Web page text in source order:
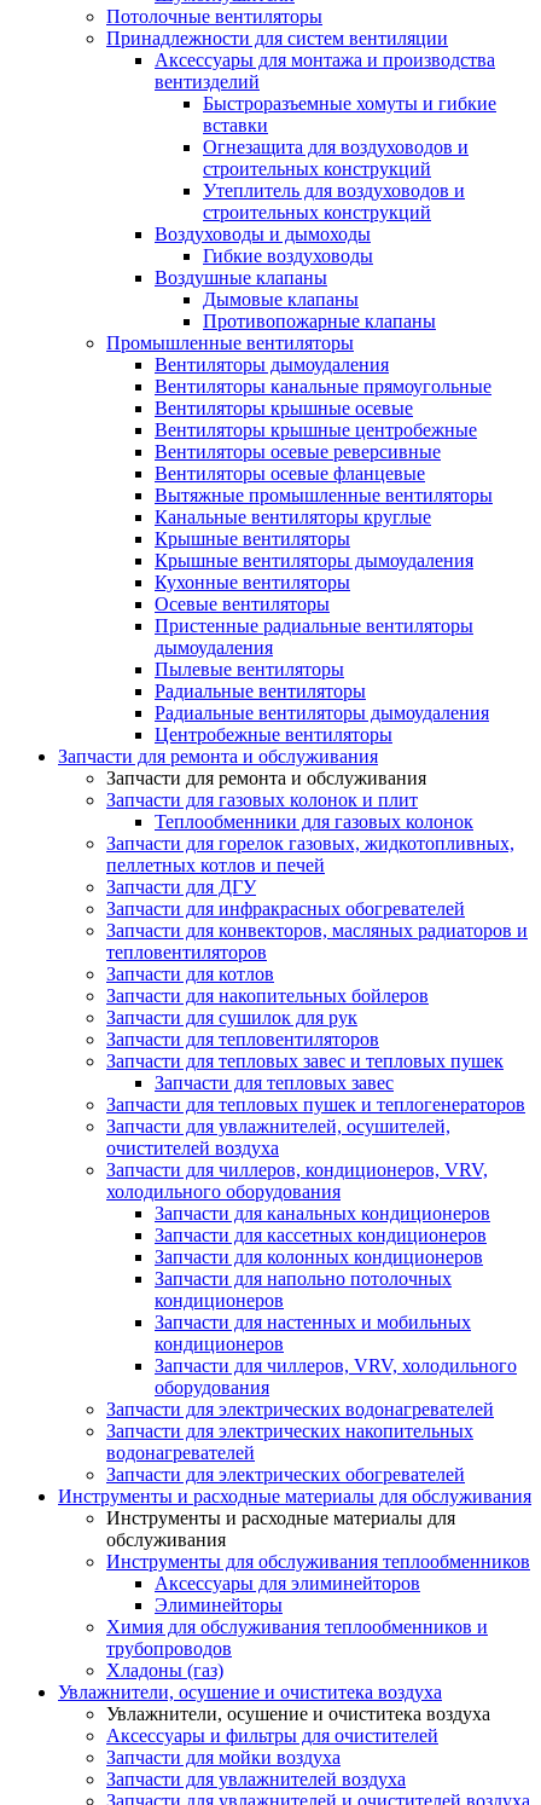
Потолочные вентиляторы
Принадлежности для систем вентиляции
Аксессуары для монтажа и производства
вентизделий
Быстроразъемные хомуты и гибкие
вставки
Огнезащита для воздуховодов и
строительных конструкций
Утеплитель для воздуховодов и
строительных конструкций
Воздуховоды и дымоходы
Гибкие воздуховоды
Воздушные клапаны
Дымовые клапаны
Противопожарные клапаны
Промышленные вентиляторы
Вентиляторы дымоудаления
Вентиляторы канальные прямоугольные
Вентиляторы крышные осевые
Вентиляторы крышные центробежные
Вентиляторы осевые реверсивные
Вентиляторы осевые фланцевые
Вытяжные промышленные вентиляторы
Канальные вентиляторы круглые
Крышные вентиляторы
Крышные вентиляторы дымоудаления
Кухонные вентиляторы
Осевые вентиляторы
Пристенные радиальные вентиляторы
дымоудаления
Пылевые вентиляторы
Радиальные вентиляторы
Радиальные вентиляторы дымоудаления
Центробежные вентиляторы
Запчасти для ремонта и обслуживания
Запчасти для ремонта и обслуживания
Запчасти для газовых колонок и плит
Теплообменники для газовых колонок
Запчасти для горелок газовых, жидкотопливных,
пеллетных котлов и печей
Запчасти для ДГУ
Запчасти для инфракрасных обогревателей
Запчасти для конвекторов, масляных радиаторов и
тепловентиляторов
Запчасти для котлов
Запчасти для накопительных бойлеров
Запчасти для сушилок для рук
Запчасти для тепловентиляторов
Запчасти для тепловых завес и тепловых пушек
Запчасти для тепловых завес
Запчасти для тепловых пушек и теплогенераторов
Запчасти для увлажнителей, осушителей,
очистителей воздуха
Запчасти для чиллеров, кондиционеров, VRV,
холодильного оборудования
Запчасти для канальных кондиционеров
Запчасти для кассетных кондиционеров
Запчасти для колонных кондиционеров
Запчасти для напольно потолочных
кондиционеров
Запчасти для настенных и мобильных
кондиционеров
Запчасти для чиллеров, VRV, холодильного
оборудования
Запчасти для электрических водонагревателей
Запчасти для электрических накопительных
водонагревателей
Запчасти для электрических обогревателей
Инструменты и расходные материалы для обслуживания
Инструменты и расходные материалы для
обслуживания
Инструменты для обслуживания теплообменников
Аксессуары для элиминейторов
Элиминейторы
Химия для обслуживания теплообменников и
трубопроводов
Хладоны (газ)
Увлажнители, осушение и очиститека воздуха
Увлажнители, осушение и очиститека воздуха
Аксессуары и фильтры для очистителей
Запчасти для мойки воздуха
Запчасти для увлажнителей воздуха
Запчасти для увлажнителей и очистителей воздуха